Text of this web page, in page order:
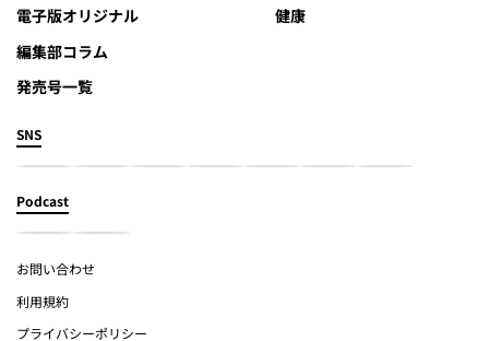
電子版オリジナル
編集部コラム
発売号一覧
健康
SNS
Podcast
お問い合わせ
利用規約
プライバシーポリシー